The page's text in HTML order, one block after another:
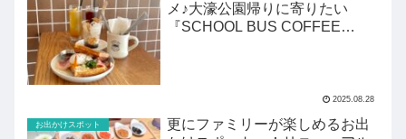
メ♪大濠公園帰りに寄りたい
『SCHOOL BUS COFFEE
2025.08.28
お出かけスポット
更にファミリーが楽しめるお出